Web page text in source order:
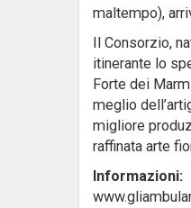
maltempo),
Il Consorzio,
itinerante lo
Forte dei
meglio
migliore
raffinata arte
Informazioni: